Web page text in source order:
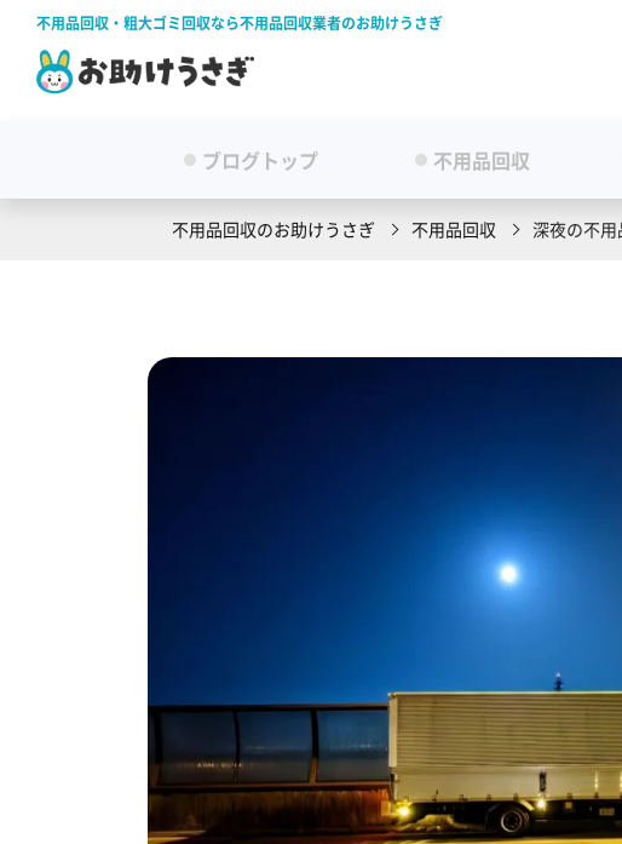
不用品回収・粗大ゴミ回収なら不用品回収業者のお助けうさぎ
ブログトップ 不用品回収
不用品回収のお助けうさぎ 不用品回収 深夜の不